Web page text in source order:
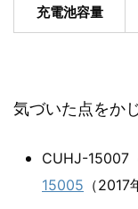
充電池容量
気づいた点をか
CUHJ-15007
15005 （